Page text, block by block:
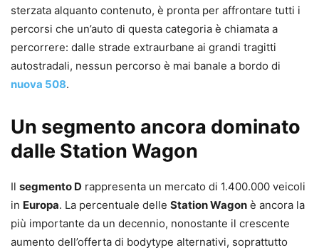
sterzata alquanto contenuto, è pronta per affrontare tutti i
percorsi che un’auto di questa categoria è chiamata a
percorrere: dalle strade extraurbane ai grandi tragitti
autostradali, nessun percorso è mai banale a bordo di
nuova 508.
Un segmento ancora dominato
dalle Station Wagon
Il segmento D rappresenta un mercato di 1.400.000 veicoli
in Europa. La percentuale delle Station Wagon è ancora la
più importante da un decennio, nonostante il crescente
aumento dell’offerta di bodytype alternativi, soprattutto